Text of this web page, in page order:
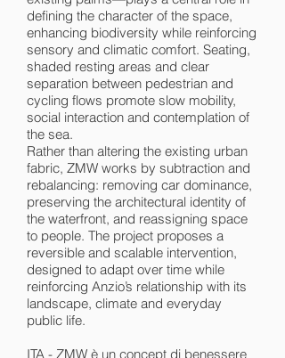
defining the character of the space,
enhancing biodiversity while reinforcing
sensory and climatic comfort. Seating,
shaded resting areas and clear
separation between pedestrian and
cycling flows promote slow mobility,
social interaction and contemplation of
the sea.
Rather than altering the existing urban
fabric, ZMW works by subtraction and
rebalancing: removing car dominance,
preserving the architectural identity of
the waterfront, and reassigning space
to people. The project proposes a
reversible and scalable intervention,
designed to adapt over time while
reinforcing Anzio’s relationship with its
landscape, climate and everyday
public life.
ITA - ZMW è un concept di benessere